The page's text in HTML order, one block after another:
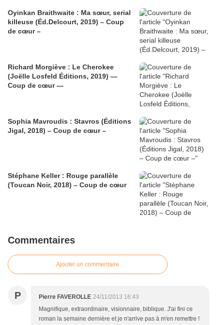
Oyinkan Braithwaite : Ma sœur, serial
killeuse (Éd.Delcourt, 2019) – Coup
de cœur –
Richard Morgiève : Le Cherokee
(Joëlle Losfeld Éditions, 2019) —
Coup de cœur —
Sophia Mavroudis : Stavros (Éditions
Jigal, 2018) – Coup de cœur –
Stéphane Keller : Rouge parallèle
(Toucan Noir, 2018) – Coup de cœur
Commentaires
Ajouter un commentaire
P Pierre FAVEROLLE 24/11/2013 16:43
Magnifique, extraordinaire, visionnaire, biblique. J'ai fini ce
roman la semaine dernière et je n'arrive pas à m'en remettre !